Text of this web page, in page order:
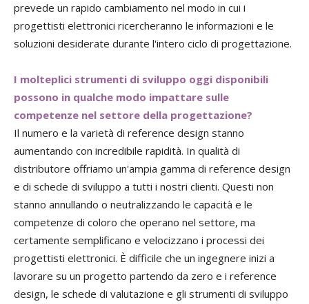
prevede un rapido cambiamento nel modo in cui i
progettisti elettronici ricercheranno le informazioni e le
soluzioni desiderate durante l'intero ciclo di progettazione.
I molteplici strumenti di sviluppo oggi disponibili
possono in qualche modo impattare sulle
competenze nel settore della progettazione?
Il numero e la varietà di reference design stanno
aumentando con incredibile rapidità. In qualità di
distributore offriamo un'ampia gamma di reference design
e di schede di sviluppo a tutti i nostri clienti. Questi non
stanno annullando o neutralizzando le capacità e le
competenze di coloro che operano nel settore, ma
certamente semplificano e velocizzano i processi dei
progettisti elettronici. È difficile che un ingegnere inizi a
lavorare su un progetto partendo da zero e i reference
design, le schede di valutazione e gli strumenti di sviluppo